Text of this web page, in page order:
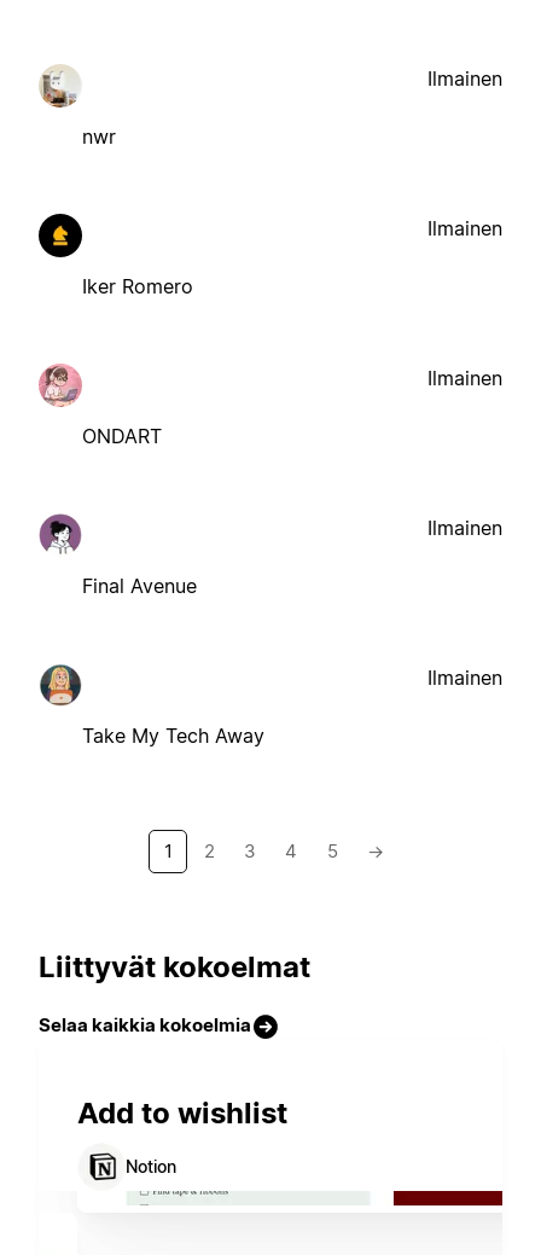
nwr
Ilmainen
Iker Romero
Ilmainen
ONDART
Ilmainen
Final Avenue
Ilmainen
Take My Tech Away
Ilmainen
1 2 3 4 5 →
Liittyvät kokoelmat
Selaa kaikkia kokoelmia
Add to wishlist
Notion